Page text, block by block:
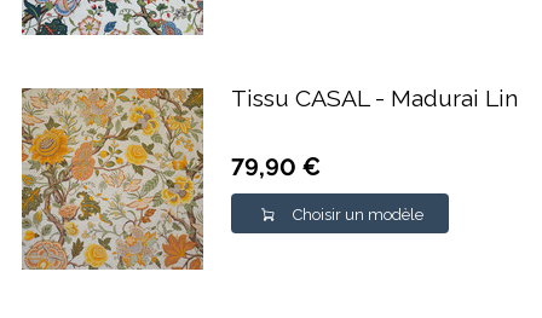
Tissu CASAL - Madurai Lin
79,90 €
Choisir un modèle